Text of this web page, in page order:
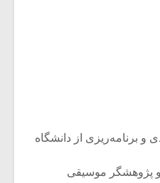
برنامه‌ریزی از دانشگاه
و پژوهشگر موسیقی